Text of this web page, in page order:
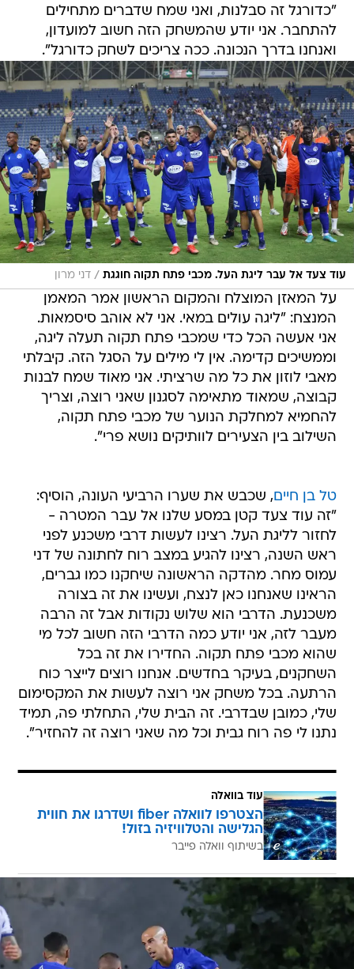
"כדורגל זה סבלנות, ואני שמח שדברים מתחילים
להתחבר. אני יודע שהמשחק הזה חשוב למועדון,
ואנחנו בדרך הנכונה. ככה צריכים לשחק כדורגל".
עוד צעד אל עבר ליגת העל. מכבי פתח תקוה חוגגת / דני מרון
על המאזן המוצלח והמקום הראשון אמר המאמן
המנצח: "ליגה עולים במאי. אני לא אוהב סיסמאות.
אני אעשה הכל כדי שמכבי פתח תקוה תעלה ליגה,
וממשיכים קדימה. אין לי מילים על הסגל הזה. קיבלתי
מאבי לוזון את כל מה שרציתי. אני מאוד שמח לבנות
קבוצה, שמאוד מתאימה לסגנון שאני רוצה, וצריך
להחמיא למחלקת הנוער של מכבי פתח תקוה,
השילוב בין הצעירים לוותיקים נושא פרי".
טל בן חיים, שכבש את שערו הרביעי העונה, הוסיף:
"זה עוד צעד קטן במסע שלנו אל עבר המטרה -
לחזור לליגת העל. רצינו לעשות דרבי משכנע לפני
ראש השנה, רצינו להגיע במצב רוח לחתונה של דני
עמוס מחר. מהדקה הראשונה שיחקנו כמו גברים,
הראינו שאנחנו כאן לנצח, ועשינו את זה בצורה
משכנעת. הדרבי הוא שלוש נקודות אבל זה הרבה
מעבר לזה, אני יודע כמה הדרבי הזה חשוב לכל מי
שהוא מכבי פתח תקוה. החדירו את זה בכל
השחקנים, בעיקר בחדשים. אנחנו רוצים לייצר כוח
הרתעה. בכל משחק אני רוצה לעשות את המקסימום
שלי, כמובן שבדרבי. זה הבית שלי, התחלתי פה, תמיד
נתנו לי פה רוח גבית וכל מה שאני רוצה זה להחזיר".
עוד בוואלה
הצטרפו לוואלה fiber ושדרגו את חווית
הגלישה והטלוויזיה בזול!
בשיתוף וואלה פייבר